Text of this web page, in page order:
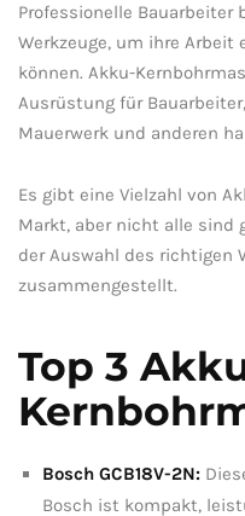
Professionelle ‌Bauarbeiter
Werkzeuge,‍ um ⁣ihre
können. Akku-
Ausrüstung für
Mauerwerk und anderen
Es gibt ​eine Vielzahl von
Markt, aber nicht alle sind‍
der Auswahl des richtigen
zusammengestellt.
Top‍ 3
Bosch ⁤GCB18V-2N:
Bosch ist kompakt,